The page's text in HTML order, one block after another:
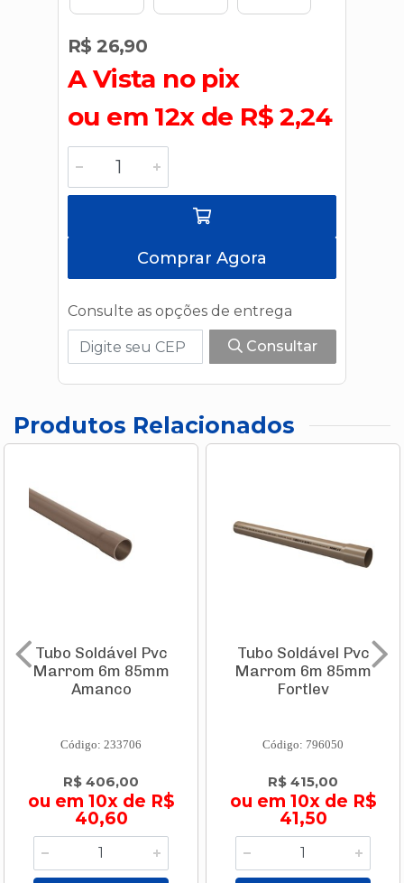
R$ 26,90
A Vista no pix
ou em 12x de R$ 2,24
Comprar Agora
Consulte as opções de entrega
Consultar
Produtos Relacionados
Tubo Soldável Pvc
Marrom 6m 85mm
Amanco
Código: 233706
R$ 406,00
ou em 10x de R$
40,60
Tubo Soldável Pvc
Marrom 6m 85mm
Fortlev
Código: 796050
R$ 415,00
ou em 10x de R$
41,50